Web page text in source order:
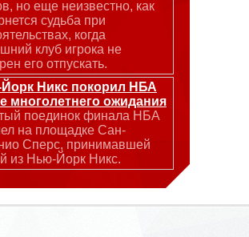
но еще неизвестно, как
судьба при
когда
клуб игрока не
его отпускать.
Никс покорил НБА
многолетнего ожидания
поединок финала НБА
на площадке Сан-
Сперс, принимавшей
из Нью-Йорк Никс.